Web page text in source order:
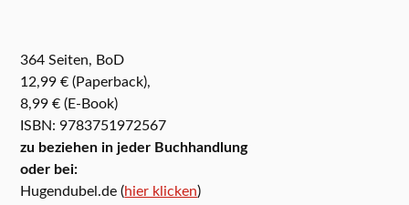
364 Seiten, BoD
12,99 € (Paperback),
8,99 € (E-Book)
ISBN: 9783751972567
zu beziehen in jeder Buchhandlung
oder bei:
Hugendubel.de (hier klicken)